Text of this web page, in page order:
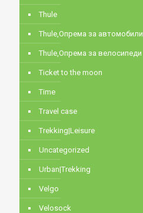
Thule
Thule,Опрема за автомобили
Thule,Опрема за велосипеди
Ticket to the moon
Time
Travel case
Trekking|Leisure
Uncategorized
Urban|Trekking
Velgo
Velosock